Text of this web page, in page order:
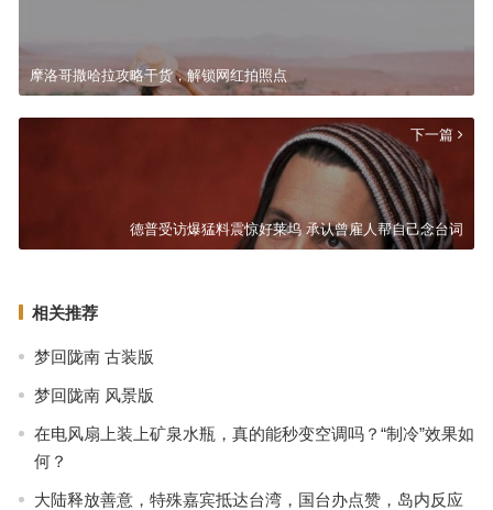
摩洛哥撒哈拉攻略干货，解锁网红拍照点
下一篇
德普受访爆猛料震惊好莱坞 承认曾雇人帮自己念台词
相关推荐
梦回陇南 古装版
梦回陇南 风景版
在电风扇上装上矿泉水瓶，真的能秒变空调吗？“制冷”效果如
何？
大陆释放善意，特殊嘉宾抵达台湾，国台办点赞，岛内反应